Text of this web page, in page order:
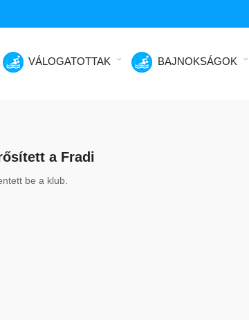
VÁLOGATOTTAK BAJNOKSÁGOK
a Fradi
be a klub.